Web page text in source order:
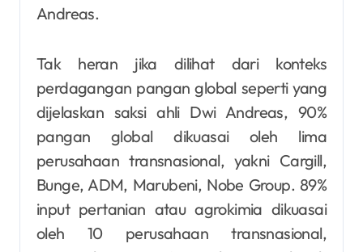
Andreas.
Tak heran jika dilihat dari konteks
perdagangan pangan global seperti yang
dijelaskan saksi ahli Dwi Andreas, 90%
pangan global dikuasai oleh lima
perusahaan transnasional, yakni Cargill,
Bunge, ADM, Marubeni, Nobe Group. 89%
input pertanian atau agrokimia dikuasai
oleh 10 perusahaan transnasional,